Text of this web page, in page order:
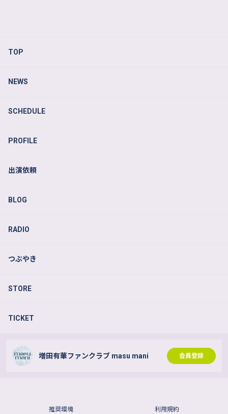
TOP
NEWS
SCHEDULE
PROFILE
出演依頼
BLOG
RADIO
つぶやき
STORE
TICKET
増田有華ファンクラブ masu mani 会員登録
推奨環境 利用規約